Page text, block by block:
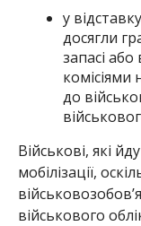
у
досягли
запасі
до
Військові, які
мобілізації,
військового